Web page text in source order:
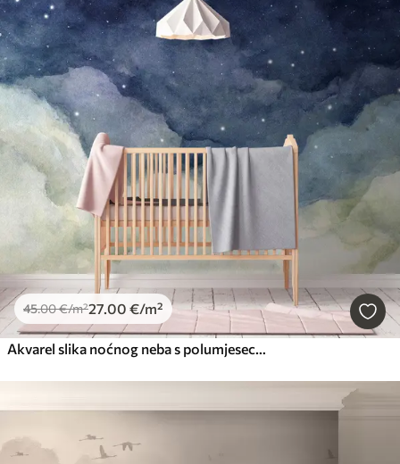
45.00€/m²27.00 €/m²
Akvarel slika noćnog neba s polumjesecom i sjajnim zvijezdama